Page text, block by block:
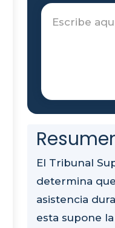
El Tribunal
determina
asistencia
esta supone